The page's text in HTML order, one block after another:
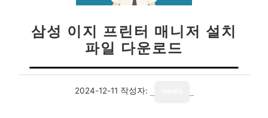
삼성 이지 프린터 매니저 설치
파일 다운로드
2024-12-11 작성자: